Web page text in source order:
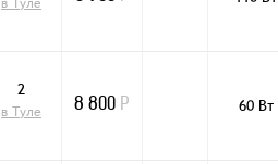
2
в Туле
8 800 Р 60 Вт